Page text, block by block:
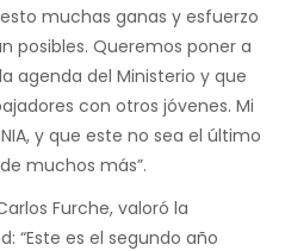
muchas ganas y esfuerzo
posibles. Queremos poner a
agenda del Ministerio y que
con otros jóvenes. Mi
y que este no sea el último
muchos más”.
Furche, valoró la
“Este es el segundo año